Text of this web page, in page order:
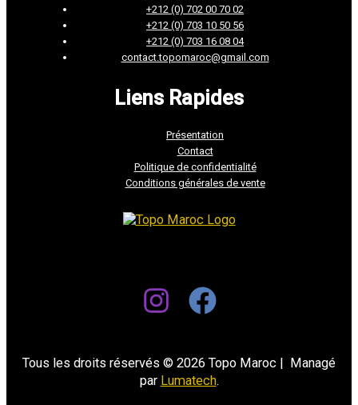
+212 (0) 702 00 70 02
+212 (0) 703 10 50 56
+212 (0) 703 16 08 04
contact.topomaroc@gmail.com
Liens Rapides
Présentation
Contact
Politique de confidentialité
Conditions générales de vente
Tous les droits réservés © 2026 Topo Maroc | Managé
par Lumatech.